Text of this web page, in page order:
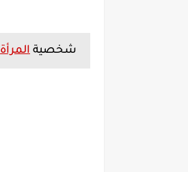
شخصية المرأة